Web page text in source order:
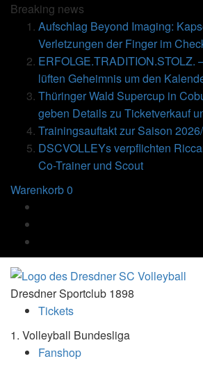
Breaking news
Aufschlag Beyond Imaging:
Verletzungen der Finger im
ERFOLGE.TRADITION.STOLZ.
lüften Geheimnis um den
Thüringer Wald Supercup in
geben Details zu Ticketverkauf
Trainingsauftakt zur Saison
DSCVOLLEYs verpflichten
Co-Trainer und Scout
Warenkorb0
Dresdner Sportclub 1898
Tickets
1. Volleyball Bundesliga
Fanshop